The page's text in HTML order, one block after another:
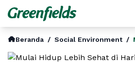
Beranda / Social Environment /